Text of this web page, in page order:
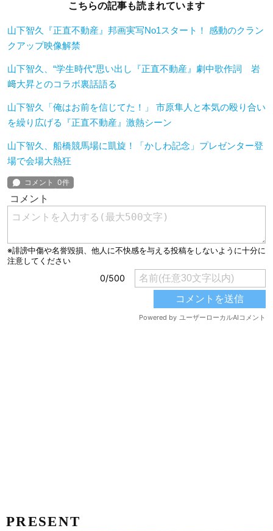
こちらの記事も読まれています
山下智久『正直不動産』邦画実写No1スタート！ 感動のクラン
クアップ映像解禁
山下智久、“学生時代”思い出し『正直不動産』劇中歌作詞 岩
﨑大昇とのコラボ裏話語る
山下智久「俺はお前を信じてた！」 市原隼人と本気の殴り合い
を繰り広げる『正直不動産』激熱シーン
山下智久、船橋競馬場に凱旋！「かしわ記念」プレゼンター登
場で会場大熱狂
PRESENT